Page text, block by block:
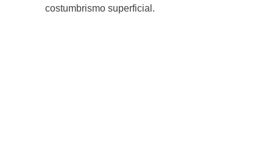
costumbrismo superficial.